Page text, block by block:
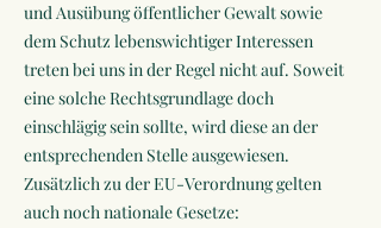
und Ausübung öffentlicher Gewalt sowie
dem Schutz lebenswichtiger Interessen
treten bei uns in der Regel nicht auf. Soweit
eine solche Rechtsgrundlage doch
einschlägig sein sollte, wird diese an der
entsprechenden Stelle ausgewiesen.
Zusätzlich zu der EU-Verordnung gelten
auch noch nationale Gesetze: